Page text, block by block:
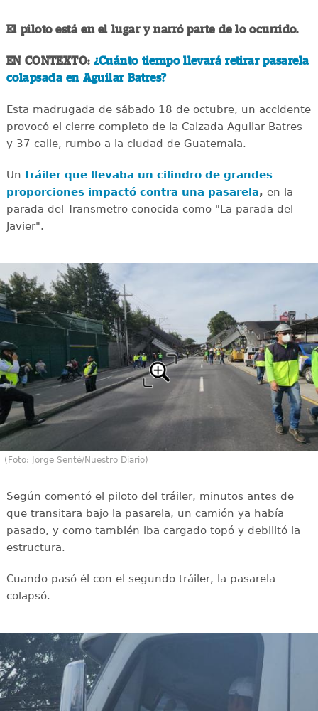
El piloto está en el lugar y narró parte de lo ocurrido.
EN CONTEXTO: ¿Cuánto tiempo llevará retirar pasarela
colapsada en Aguilar Batres?
Esta madrugada de sábado 18 de octubre, un accidente
provocó el cierre completo de la Calzada Aguilar Batres
y 37 calle, rumbo a la ciudad de Guatemala.
Un tráiler que llevaba un cilindro de grandes
proporciones impactó contra una pasarela, en la
parada del Transmetro conocida como "La parada del
Javier".
(Foto: Jorge Senté/Nuestro Diario)
Según comentó el piloto del tráiler, minutos antes de
que transitara bajo la pasarela, un camión ya había
pasado, y como también iba cargado topó y debilitó la
estructura.
Cuando pasó él con el segundo tráiler, la pasarela
colapsó.